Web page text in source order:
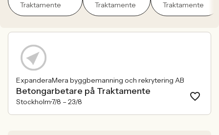
Traktamente Traktamente Traktamente
ExpanderaMera byggbemanning och rekrytering AB
Betongarbetare på Traktamente
Stockholm7/8 – 23/8